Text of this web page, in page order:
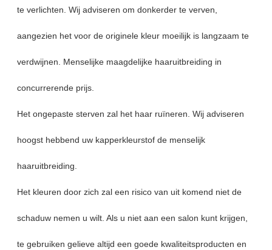
te verlichten. Wij adviseren om donkerder te verven,
aangezien het voor de originele kleur moeilijk is langzaam te
verdwijnen. Menselijke maagdelijke haaruitbreiding in
concurrerende prijs.
Het ongepaste sterven zal het haar ruïneren. Wij adviseren
hoogst hebbend uw kapperkleurstof de menselijk
haaruitbreiding.
Het kleuren door zich zal een risico van uit komend niet de
schaduw nemen u wilt. Als u niet aan een salon kunt krijgen,
te gebruiken gelieve altijd een goede kwaliteitsproducten en